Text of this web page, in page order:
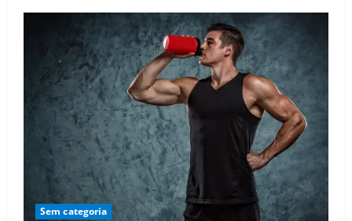
Vitamina
Descubra
os
benefícios
uma
pele
radiante
Sem categoria